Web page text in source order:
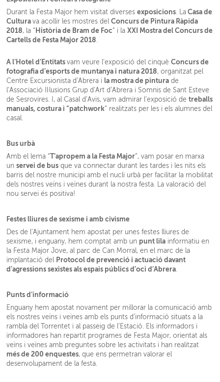
Durant la Festa Major hem visitat diversesexposicions . La Casa de
Culturava acollir les mostres delConcurs de Pintura Ràpida
2018, la “ Història de Bram de Foc” i la XXI Mostradel Concurs de
Cartells de Festa Major 2018
A l’Hotel d’Entitatsvam veure l'exposició del cinquèConcurs de
fotografia d’esports de muntanya i natura 2018, organitzat pel
Centre Excursionista d’Abrera i la mostra de pintura de
l’Associació Il·lusions Grup d’Art d’Abrera i Somnis de Sant Esteve
de Sesrovires. I, al Casal d’Avis, vam admirar l'exposició detreballs
manuals, costura i “patchwork” realitzats per les i els alumnes del
casal.
Bus urbà
Amb el lema “T’apropem a la Festa Major”, vam posar en marxa
unservei de bus que va connectar durant les tardes i les nits els
barris del nostre municipi amb el nucli urbà per facilitar la mobilitat
dels nostres veïns i veïnes durant la nostra festa. La valoració del
nou servei és positiva!
Festes lliures de sexisme i amb civisme
Des de l’Ajuntament hem apostat per unes festes lliures de
sexisme, i enguany, hem comptat amb un punt lila informatiu en
la Festa Major Jove, al parc de Can Morral, en el marc de la
implantació del Protocol de prevenció i actuació davant
d’agressions sexistes als espais públics d’oci d’Abrera.
Punts d’informació
Enguany hem apostat novament per millorar la comunicació amb
els nostres veïns i veïnes amb els punts d’informació situats a la
rambla del Torrentet i al passeig de l’Estació. Els informadors i
informadores han repartit programes de Festa Major, orientat als
veïns i veïnes amb preguntes sobre les activitats i han realitzat
més de 200 enquestes, que ens permetran valorar el
desenvolupament de la festa.